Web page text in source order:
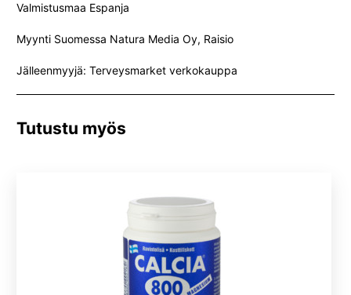
Valmistusmaa Espanja
Myynti Suomessa Natura Media Oy, Raisio
Jälleenmyyjä: Terveysmarket verkokauppa
Tutustu myös